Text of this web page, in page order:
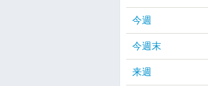
今週
今週末
来週